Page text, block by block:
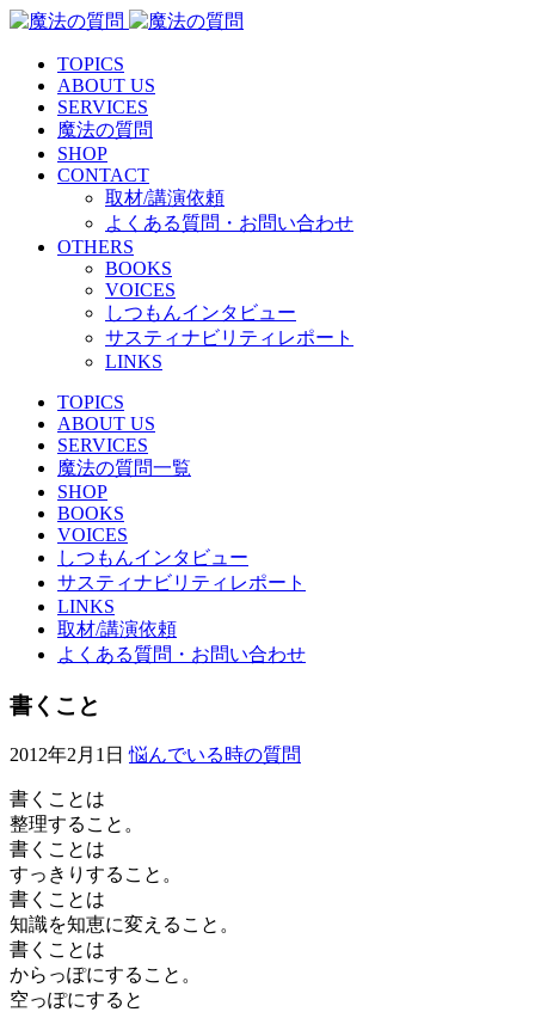
TOPICS
ABOUT US
SERVICES
魔法の質問
SHOP
CONTACT
取材/講演依頼
よくある質問・お問い合わせ
OTHERS
BOOKS
VOICES
しつもんインタビュー
サスティナビリティレポート
LINKS
TOPICS
ABOUT US
SERVICES
魔法の質問一覧
SHOP
BOOKS
VOICES
しつもんインタビュー
サスティナビリティレポート
LINKS
取材/講演依頼
よくある質問・お問い合わせ
書くこと
2012年2月1日 悩んでいる時の質問
書くことは
整理すること。
書くことは
すっきりすること。
書くことは
知識を知恵に変えること。
書くことは
からっぽにすること。
空っぽにすると